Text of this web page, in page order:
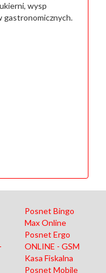
wysp
gastronomicznych.
Posnet Bingo
Max Online
Posnet Ergo
ONLINE - GSM
Kasa Fiskalna
Posnet Mobile